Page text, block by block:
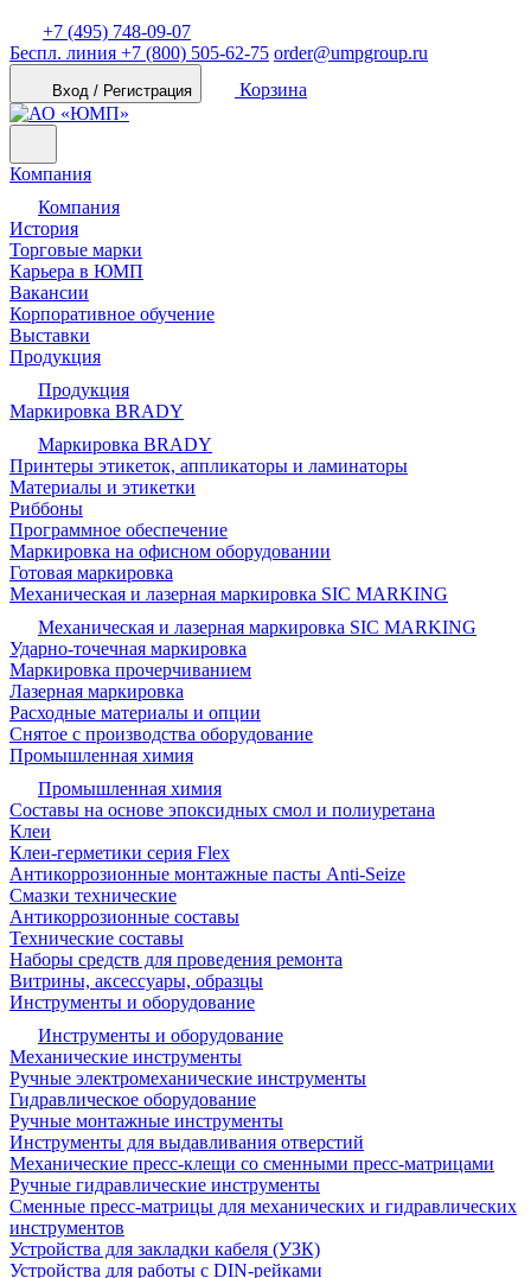
+7 (495) 748-09-07
Беспл. линия +7 (800) 505-62-75 order@umpgroup.ru
Вход / Регистрация Корзина
Компания
Компания
История
Торговые марки
Карьера в ЮМП
Вакансии
Корпоративное обучение
Выставки
Продукция
Продукция
Маркировка BRADY
Маркировка BRADY
Принтеры этикеток, аппликаторы и ламинаторы
Материалы и этикетки
Риббоны
Программное обеспечение
Маркировка на офисном оборудовании
Готовая маркировка
Механическая и лазерная маркировка SIC MARKING
Механическая и лазерная маркировка SIC MARKING
Ударно-точечная маркировка
Маркировка прочерчиванием
Лазерная маркировка
Расходные материалы и опции
Снятое с производства оборудование
Промышленная химия
Промышленная химия
Составы на основе эпоксидных смол и полиуретана
Клеи
Клеи-герметики серия Flex
Антикоррозионные монтажные пасты Anti-Seize
Смазки технические
Антикоррозионные составы
Технические составы
Наборы средств для проведения ремонта
Витрины, аксессуары, образцы
Инструменты и оборудование
Инструменты и оборудование
Механические инструменты
Ручные электромеханические инструменты
Гидравлическое оборудование
Ручные монтажные инструменты
Инструменты для выдавливания отверстий
Механические пресс-клещи со сменными пресс-матрицами
Ручные гидравлические инструменты
Сменные пресс-матрицы для механических и гидравлических
инструментов
Устройства для закладки кабеля (УЗК)
Устройства для работы с DIN-рейками